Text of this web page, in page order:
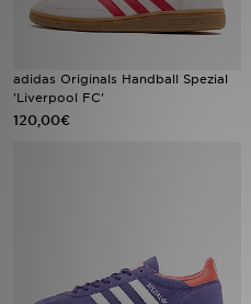
adidas Originals Handball Spezial
'Liverpool FC'
120,00€
Fußball
Sport
Hilfe & Kontakt